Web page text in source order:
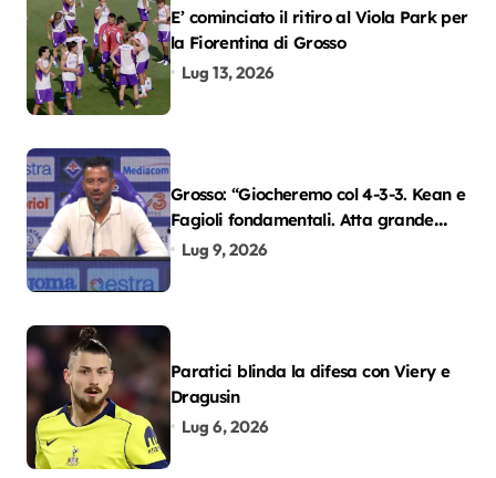
E’ cominciato il ritiro al Viola Park per
la Fiorentina di Grosso
Lug 13, 2026
Grosso: “Giocheremo col 4-3-3. Kean e
Fagioli fondamentali. Atta grande
colpo”
Lug 9, 2026
Paratici blinda la difesa con Viery e
Dragusin
Lug 6, 2026